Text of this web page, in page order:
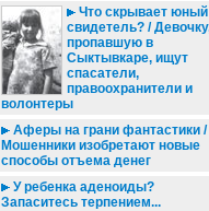
Что скрывает юный
свидетель? /
пропавшую в
Сыктывкаре, ищут
спасатели,
правоохранители и
волонтеры
Аферы на грани фантастики /
Мошенники изобретают новые
способы отъема денег
У ребенка аденоиды?
Запаситесь терпением...